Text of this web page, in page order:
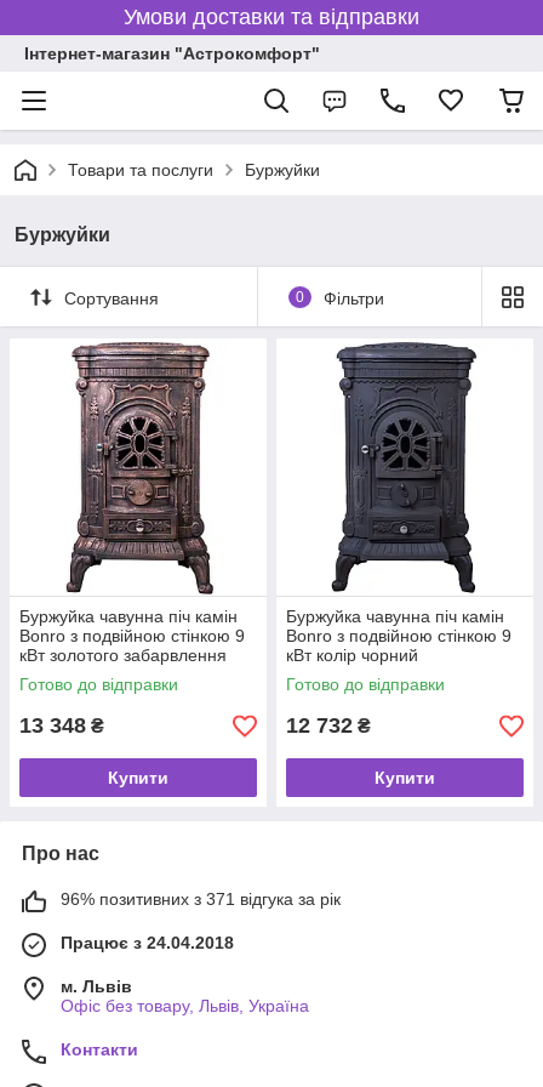
Умови доставки та відправки
Інтернет-магазин "Астрокомфорт"
Товари та послуги Буржуйки
Буржуйки
Сортування 0 Фільтри
Буржуйка чавунна піч камін
Bonro з подвійною стінкою 9
кВт золотого забарвлення
Готово до відправки
13 348 ₴
Купити
Буржуйка чавунна піч камін
Bonro з подвійною стінкою 9
кВт колір чорний
Готово до відправки
12 732 ₴
Купити
Про нас
96% позитивних з 371 відгука за рік
Працює з 24.04.2018
м. Львів
Офіс без товару, Львів, Україна
Контакти